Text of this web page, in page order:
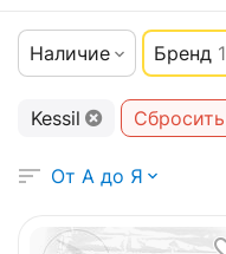
Наличие Бренд 1
Kessil Сбросить
От А до Я